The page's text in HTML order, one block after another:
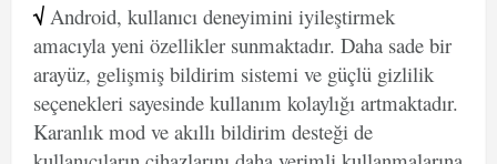
√ Android, kullanıcı deneyimini iyileştirmek
amacıyla yeni özellikler sunmaktadır. Daha sade bir
arayüz, gelişmiş bildirim sistemi ve güçlü gizlilik
seçenekleri sayesinde kullanım kolaylığı artmaktadır.
Karanlık mod ve akıllı bildirim desteği de